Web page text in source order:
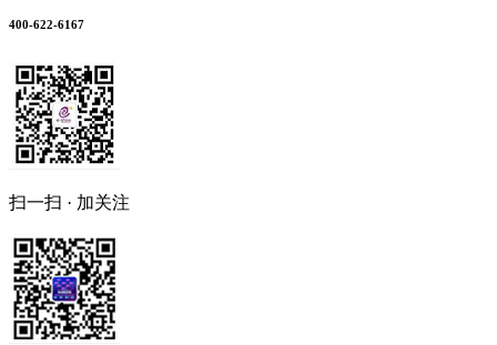
400-622-6167
扫一扫 · 加关注